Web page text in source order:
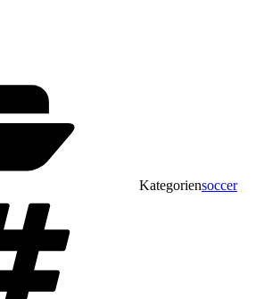
Kategoriensoccer